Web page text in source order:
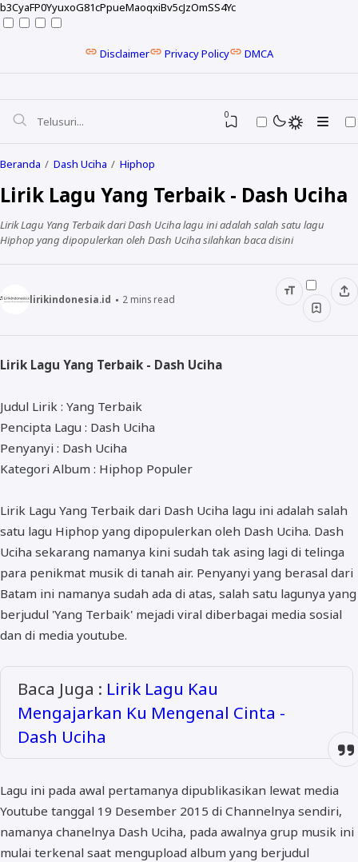
b3CyaFP0YyuxoG81cPpueMaoqxiBv5cJzOmSS4Yc
Disclaimer Privacy Policy DMCA
NELA KARISMA
ALMANAR
NISA SABYAN
0
Beranda Dash Uciha Hiphop
Lirik Lagu Yang Terbaik - Dash Uciha
Lirik Lagu Yang Terbaik dari Dash Uciha lagu ini adalah salah satu lagu
Hiphop yang dipopulerkan oleh Dash Uciha silahkan baca disini
lirikindonesia.id 2mins read
Lirik Lagu Yang Terbaik - Dash Uciha
Judul Lirik : Yang Terbaik
Pencipta Lagu : Dash Uciha
Penyanyi : Dash Uciha
Kategori Album : Hiphop Populer
Lirik Lagu Yang Terbaik dari Dash Uciha lagu ini adalah salah
satu lagu Hiphop yang dipopulerkan oleh Dash Uciha. Dash
Uciha sekarang namanya kini sudah tak asing lagi di telinga
para penikmat musik di tanah air. Penyanyi yang berasal dari
Batam ini namanya sudah ada di atas, salah satu lagunya yang
berjudul 'Yang Terbaik' mejadi viral diberbagai media sosial
dan di media youtube.
Baca Juga : Lirik Lagu Kau
Mengajarkan Ku Mengenal Cinta -
Dash Uciha
Lagu ini pada awal pertamanya dipublikasikan lewat media
Youtube tanggal 19 Desember 2015 di Channelnya sendiri,
namanya chanelnya Dash Uciha, pada awalnya grup musik ini
mulai terkenal saat mengupload album yang berjudul